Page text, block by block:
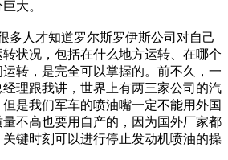
大。
多人才知道罗尔斯罗伊斯公司对自己
状况，包括在什么地方运转、在哪个
转，是完全可以掌握的。前不久，一
理跟我讲，世界上有两三家公司的汽
是我们军车的喷油嘴一定不能用外国
不高也要用自产的，因为国外厂家都
键时刻可以进行停止发动机喷油的操